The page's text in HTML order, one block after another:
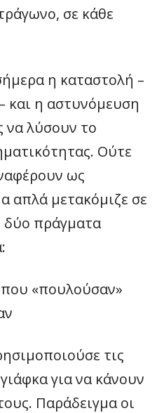
σε κάθε
η καταστολή –
και η αστυνόμευση
να λύσουν το
Ούτε
ως
απλά μετακόμιζε σε
δύο πράγματα
«πουλούσαν»
τις
για να κάνουν
Παράδειγμα οι